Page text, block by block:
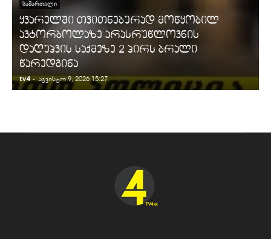
ᲡᲐᲛᲐᲠᲗᲐᲚᲘ
ყვარელში თვითნებურად მოწყობილ
ავტორბოლაზე არასრუწლოვნის
დაღუპვის საქმეზე 2 პირს ბრალი
წარედგინა
tv4 - აგვისტო 9, 2026 15:27